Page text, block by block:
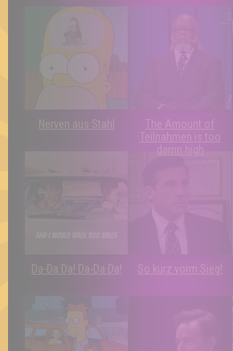
Nerven aus Stahl
The Amount of
Teilnahmen is too
damn high
Da-Da Da! Da-Da Da! So kurz vorm Sieg!